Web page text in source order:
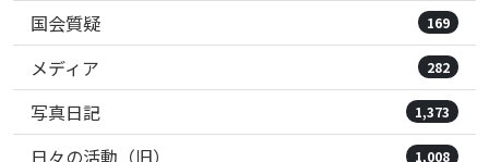
国会質疑 169
メディア 282
写真日記 1,373
日々の活動（旧） 1,008